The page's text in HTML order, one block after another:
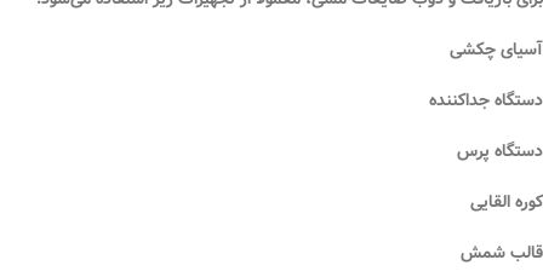
آسیای چکشی
دستگاه جداکننده
دستگاه پرس
کوره القایی
قالب شمش